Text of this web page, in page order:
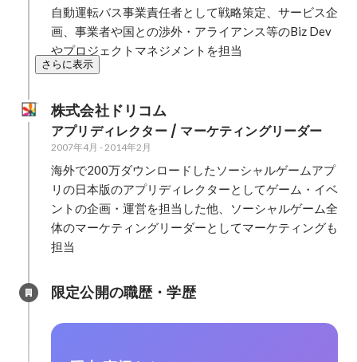
自動運転バス事業責任者として戦略策定、サービス企
画、事業者や国との渉外・アライアンス等のBiz Dev
やプロジェクトマネジメントを担当
さらに表示
株式会社ドリコム
アプリディレクター / マーケティングリーダー
2007年4月 - 2014年2月
海外で200万ダウンロードしたソーシャルゲームアプ
リの日本版のアプリディレクターとしてゲーム・イベ
ントの企画・運営を担当した他、ソーシャルゲーム全
体のマーケティングリーダーとしてマーケティングも
担当
限定公開の職歴・学歴